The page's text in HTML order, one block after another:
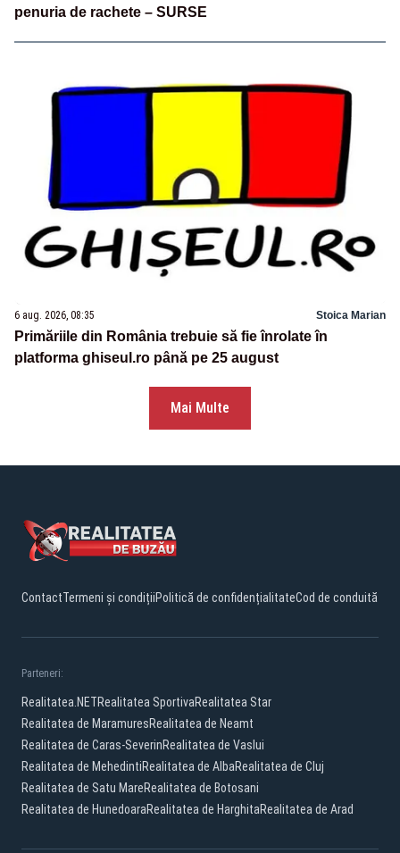
penuria de rachete – SURSE
6 aug. 2026, 08:35 Stoica Marian
Primăriile din România trebuie să fie înrolate în
platforma ghiseul.ro până pe 25 august
Mai Multe
ContactTermeni și condițiiPolitică de confidențialitateCod de conduită
Parteneri:
Realitatea.NETRealitatea SportivaRealitatea Star
Realitatea de MaramuresRealitatea de Neamt
Realitatea de Caras-SeverinRealitatea de Vaslui
Realitatea de MehedintiRealitatea de AlbaRealitatea de Cluj
Realitatea de Satu MareRealitatea de Botosani
Realitatea de HunedoaraRealitatea de HarghitaRealitatea de Arad